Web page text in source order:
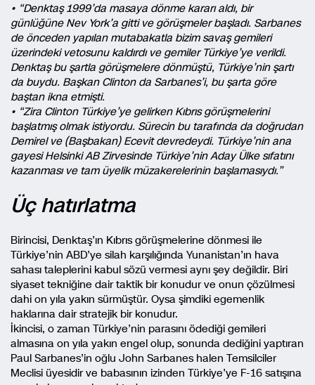
• “Denktaş 1999’da masaya dönme kararı aldı, bir
günlüğüne Nev York’a gitti ve görüşmeler başladı. Sarbanes
de önceden yapılan mutabakatla bizim savaş gemileri
üzerindeki vetosunu kaldırdı ve gemiler Türkiye’ye verildi.
Denktaş bu şartla görüşmelere dönmüştü, Türkiye’nin şartı
da buydu. Başkan Clinton da Sarbanes’i, bu şarta göre
baştan ikna etmişti.
• “Zira Clinton Türkiye’ye gelirken Kıbrıs görüşmelerini
başlatmış olmak istiyordu. Sürecin bu tarafında da doğrudan
Demirel ve (Başbakan) Ecevit devredeydi. Türkiye’nin ana
gayesi Helsinki AB Zirvesinde Türkiye’nin Aday Ülke sıfatını
kazanması ve tam üyelik müzakerelerinin başlamasıydı.”
Üç hatırlatma
Birincisi, Denktaş’ın Kıbrıs görüşmelerine dönmesi ile
Türkiye’nin ABD’ye silah karşılığında Yunanistan’ın hava
sahası taleplerini kabul sözü vermesi aynı şey değildir. Biri
siyaset tekniğine dair taktik bir konudur ve onun çözülmesi
dahi on yıla yakın sürmüştür. Oysa şimdiki egemenlik
haklarına dair stratejik bir konudur.
İkincisi, o zaman Türkiye’nin parasını ödediği gemileri
almasına on yıla yakın engel olup, sonunda dediğini yaptıran
Paul Sarbanes’in oğlu John Sarbanes halen Temsilciler
Meclisi üyesidir ve babasının izinden Türkiye’ye F-16 satışına